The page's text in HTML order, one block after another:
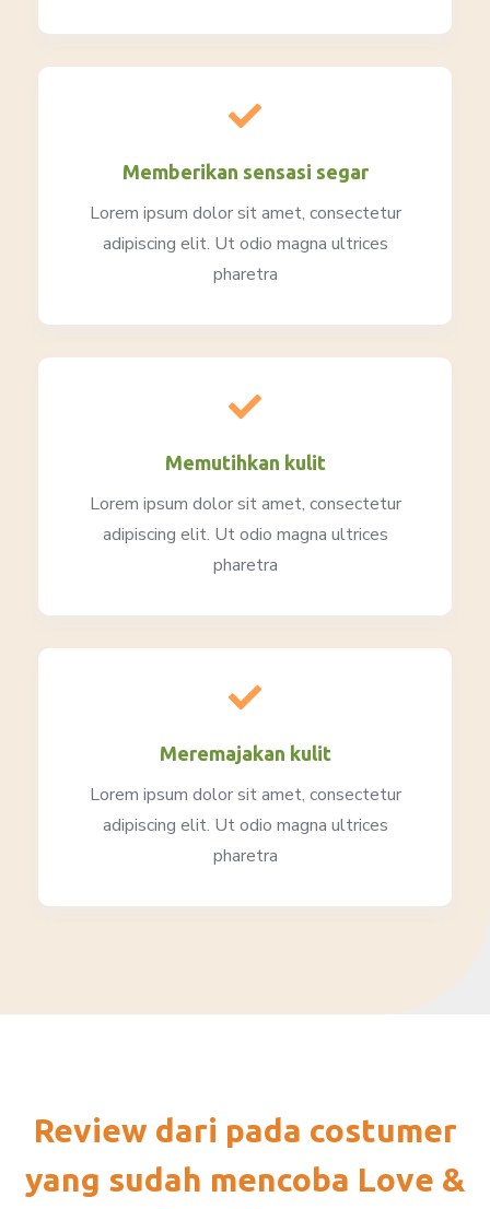
Memberikan sensasi segar
Lorem ipsum dolor sit amet, consectetur
adipiscing elit. Ut odio magna ultrices
pharetra
Memutihkan kulit
Lorem ipsum dolor sit amet, consectetur
adipiscing elit. Ut odio magna ultrices
pharetra
Meremajakan kulit
Lorem ipsum dolor sit amet, consectetur
adipiscing elit. Ut odio magna ultrices
pharetra
Review dari pada costumer
yang sudah mencoba Love &